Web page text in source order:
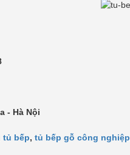
- Hà Nội
tủ bếp, tủ bếp gỗ công nghiệp